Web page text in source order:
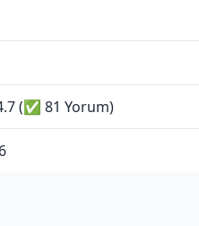
(✅ 81 Yorum)